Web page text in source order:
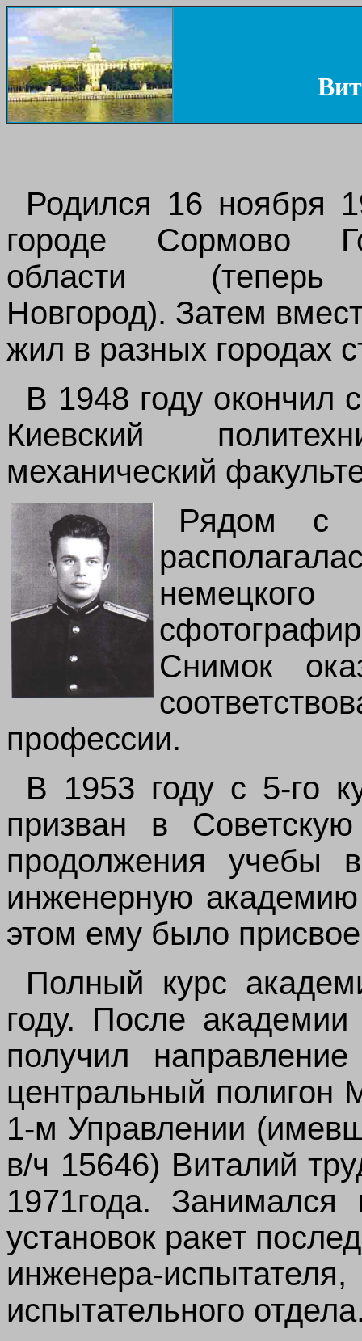
Родился 16 ноября
городе Сормово
области
Новгород). Затем
жил в разных городах
В 1948 году окончил
Киевский
механический
Рядом с
Снимок
профессии.
В 1953 году с 5-го
призван в
продолжения учебы
инженерную
этом ему было
Полный курс
году. После
получил
центральный
1-м Управлении
в/ч 15646) Виталий
1971года. Занимался
установок ракет
инженера-
испытательного